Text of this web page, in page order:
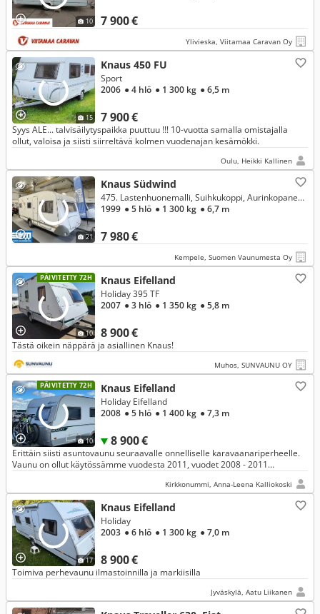
10 7 900 €
Ylivieska, Viitamaa Caravan Oy
15
Knaus 450 FU
7 900 €
Sport
2006 ● 4 hlö ● 1 300 kg ● 6,5 m
Syys ALE... talvisäilytyspaikka puuttuu !!! 10-vuotta samalla omistajalla
ollut, valoisa ja siisti siirreltävä kolmen vuodenajan kesämökki.
Oulu, Heikki Kallinen
21
Knaus Südwind
7 980 €
475. Lastenhuonemalli, Suihkukoppi, Aurinkopaneeli ym. Kevyt, pieni perhevaunu! Kokonaispaino vain 1300kg!
1999 ● 5 hlö ● 1 300 kg ● 6,7 m
Kempele, Suomen Vaunumesta Oy
PÄIVITETTY 72H
10
Knaus Eifelland
8 900 €
Holiday 395 TF
2007 ● 3 hlö ● 1 350 kg ● 5,8 m
Tästä oikein näppärä ja asiallinen Knaus!
Muhos, SUNVAUNU OY
PÄIVITETTY 72H
10
Knaus Eifelland
8 900 €
Holiday Eifelland
2008 ● 5 hlö ● 1 400 kg ● 7,3 m
Erittäin siisti asuntovaunu seuraavalle onnelliselle karavaanariperheelle.
Vaunu on ollut käytössämme vuodesta 2011, vuodet 2008 - 2011
Kirkkonummi, Anna-Leena Kalliokoski
17
Knaus Eifelland
8 900 €
Holiday
2003 ● 6 hlö ● 1 300 kg ● 7,0 m
Toimiva perhevaunu ilmastoinnilla ja markiisilla
Jyväskylä, Aatu Liikanen